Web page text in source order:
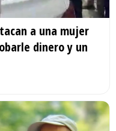
a una mujer
dinero y un